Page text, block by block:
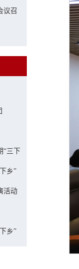
议召
“三下
乡”
活动
乡”